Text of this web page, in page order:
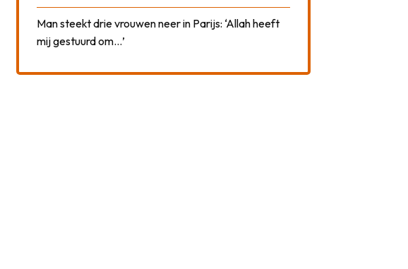
Man steekt drie vrouwen neer in Parijs: ‘Allah heeft
mij gestuurd om…’